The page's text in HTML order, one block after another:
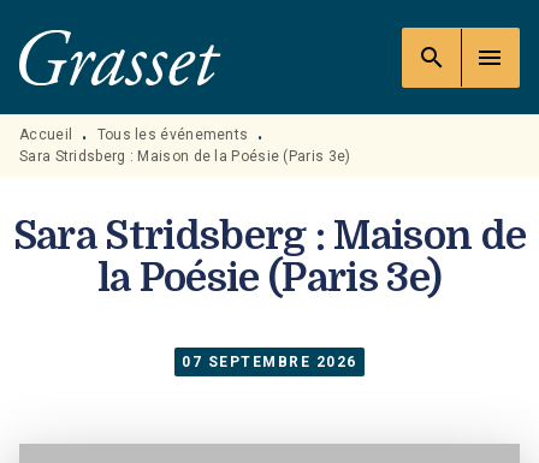
MENU RECHERCHE
PIED DE PAGE
search menu
Accueil • Tous les événements
•
Sara Stridsberg : Maison de la Poésie (Paris 3e)
Sara Stridsberg : Maison de
la Poésie (Paris 3e)
07 SEPTEMBRE 2026